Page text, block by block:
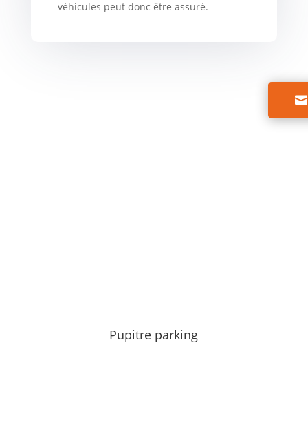
véhicules peut donc être assuré.
Pupitre parking